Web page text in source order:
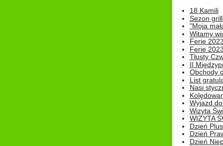
18 Kamili
Sezon
"Moja
Witamy
Ferie
Ferie
Tłusty
II
Obchody
List
Nasi
Wyjazd
Wizyta
WIZYTA
Dzień
Dzień
Dzień